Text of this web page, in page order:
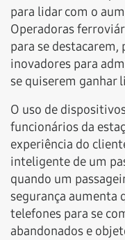
para lidar com o
Operadoras
para se destacarem,
inovadores para
se quiserem ganhar
O uso de
funcionários da
experiência do
inteligente de um
quando um
segurança aumenta
telefones para se
abandonados e